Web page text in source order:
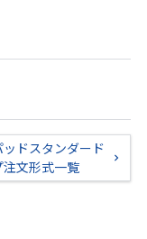
ドスタンダード
注文形式一覧